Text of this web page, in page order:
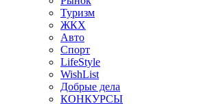
Туризм
ЖКХ
Авто
Спорт
LifeStyle
WishList
Добрые дела
КОНКУРСЫ